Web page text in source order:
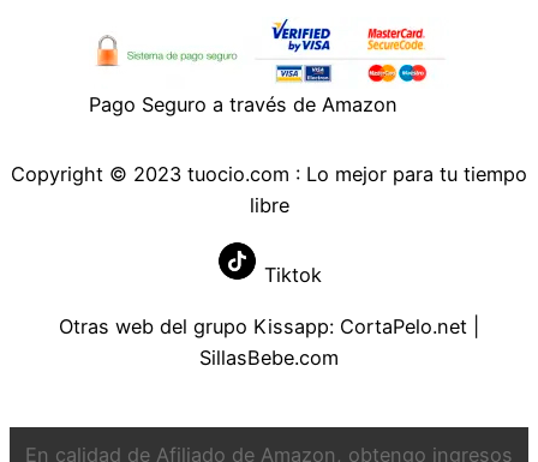
Pago Seguro a través de Amazon
Copyright © 2023 tuocio.com : Lo mejor para tu tiempo
libre
Tiktok
Otras web del grupo Kissapp: CortaPelo.net
SillasBebe.com
En calidad de Afiliado de Amazon, obtengo ingresos